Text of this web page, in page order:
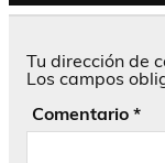
Tu dirección de
Los campos
Comentario *